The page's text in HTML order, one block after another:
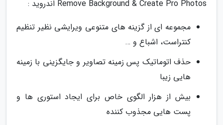
Remove Background & Create Pro Photos اندروید :
مجموعه ای از گزینه های متنوعی ویرایشی نظیر تنظیم
کنتراست، اشباع و …
حذف اتوماتیک پس زمینه تصاویر و جایگزینی با زمینه
هایی زیبا
بیش از هزار الگوی خاص برای ایجاد استوری ها و
پست هایی مجذوب کننده